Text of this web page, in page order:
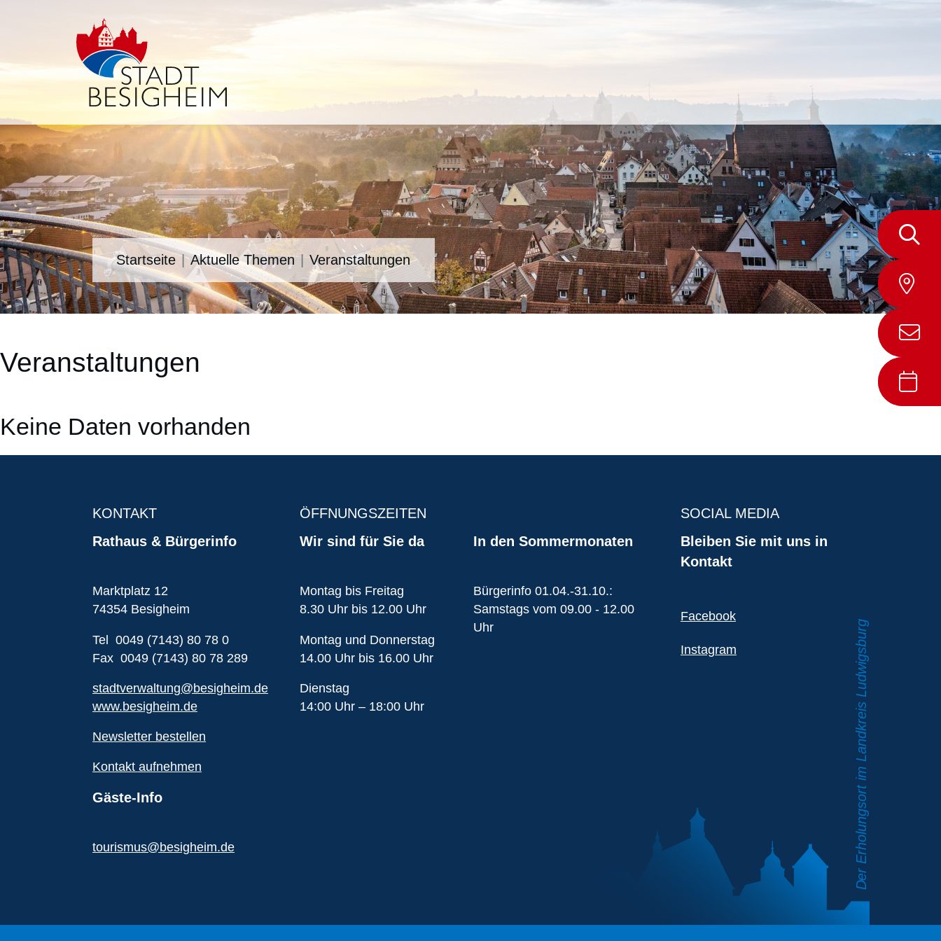
Startseite Aktuelle Themen Veranstaltungen
Veranstaltungen
Keine Daten vorhanden
KONTAKT
Rathaus & Bürgerinfo
Marktplatz 12
74354 Besigheim
Tel 0049 (7143) 80 78 0
Fax 0049 (7143) 80 78 289
stadtverwaltung@besigheim.de
www.besigheim.de
Newsletter bestellen
Kontakt aufnehmen
Gäste-Info
tourismus@besigheim.de
ÖFFNUNGSZEITEN
Wir sind für Sie da
Montag bis Freitag
8.30 Uhr bis 12.00 Uhr
Montag und Donnerstag
14.00 Uhr bis 16.00 Uhr
Dienstag
14:00 Uhr – 18:00 Uhr
In den Sommermonaten
Bürgerinfo 01.04.-31.10.:
Samstags vom 09.00 - 12.00
Uhr
SOCIAL MEDIA
Bleiben Sie mit uns in
Kontakt
Facebook
Instagram